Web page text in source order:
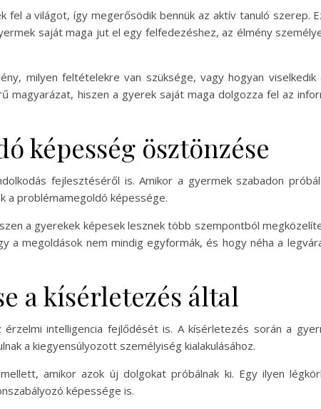
a világot, így megerősödik bennük az aktív tanuló szerep.
saját maga jut el egy felfedezéshez, az élmény
milyen feltételekre van szüksége, vagy hogyan viselkedik
hiszen a gyerek saját maga dolgozza fel az
képesség ösztönzése
fejlesztéséről is. Amikor a gyermek szabadon
a problémamegoldó képessége.
a gyerekek képesek lesznek több szempontból
a megoldások nem mindig egyformák, és hogy néha a
a kísérletezés által
intelligencia fejlődését is. A kísérletezés során a
a kiegyensúlyozott személyiség kialakulásához.
amikor azok új dolgokat próbálnak ki. Egy ilyen
képessége is.